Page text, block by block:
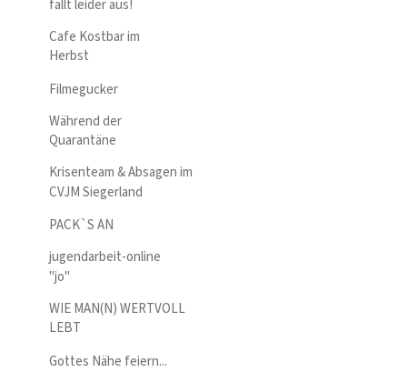
fällt leider aus!
Cafe Kostbar im
Herbst
Filmegucker
Während der
Quarantäne
Krisenteam & Absagen im
CVJM Siegerland
PACK`S AN
jugendarbeit-online
"jo"
WIE MAN(N) WERTVOLL
LEBT
Gottes Nähe feiern...